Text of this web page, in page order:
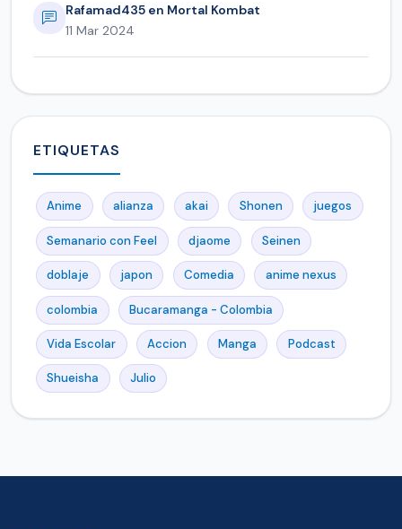
Rafamad435 en Mortal Kombat
11 Mar 2024
ETIQUETAS
Anime alianza akai Shonen juegos
Semanario con Feel djaome Seinen
doblaje japon Comedia anime nexus
colombia Bucaramanga - Colombia
Vida Escolar Accion Manga Podcast
Shueisha Julio